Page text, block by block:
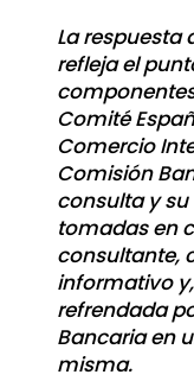
La respuesta
refleja el
Comité
Comercio
Comisión
consulta y
tomadas en
consultante,
informativo
refrendada
Bancaria en
misma.